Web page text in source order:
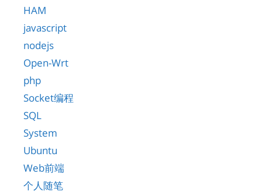
HAM
javascript
nodejs
Open-Wrt
php
Socket编程
SQL
System
Ubuntu
Web前端
个人随笔